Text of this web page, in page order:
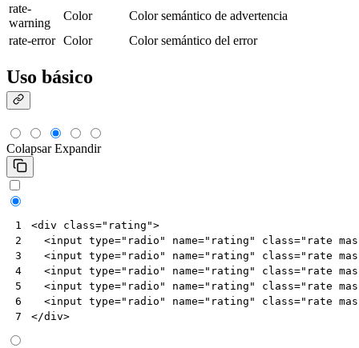
rate-
warning
Color
Color semántico de advertencia
rate-error Color Color semántico del error
Uso básico
Colapsar Expandir
1
2
3
4
5
6
7
<div class="rating">
<input type="radio" name="rating" class="rate
<input type="radio" name="rating" class="rate
<input type="radio" name="rating" class="rate
<input type="radio" name="rating" class="rate
<input type="radio" name="rating" class="rate
</div>